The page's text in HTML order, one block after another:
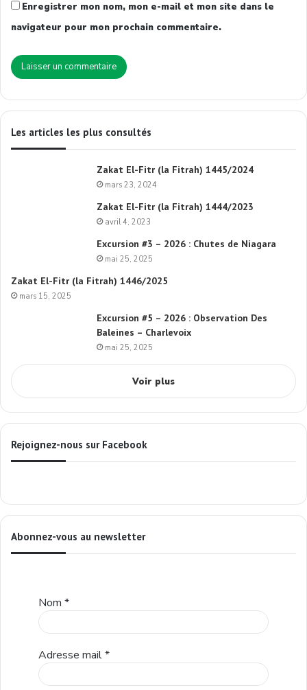
Enregistrer mon nom, mon e-mail et mon site dans le
navigateur pour mon prochain commentaire.
Les articles les plus consultés
Zakat El-Fitr (la Fitrah) 1445/2024
mars 23, 2024
Zakat El-Fitr (la Fitrah) 1444/2023
avril 4, 2023
Excursion #3 – 2026 : Chutes de Niagara
mai 25, 2025
Zakat El-Fitr (la Fitrah) 1446/2025
mars 15, 2025
Excursion #5 – 2026 : Observation Des
Baleines – Charlevoix
mai 25, 2025
Voir plus
Rejoignez-nous sur Facebook
Abonnez-vous au newsletter
Nom *
Adresse mail*